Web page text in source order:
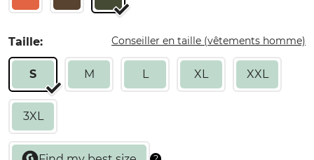
Taille: Conseiller en taille (vêtements homme)
S M L XL XXL
3XL